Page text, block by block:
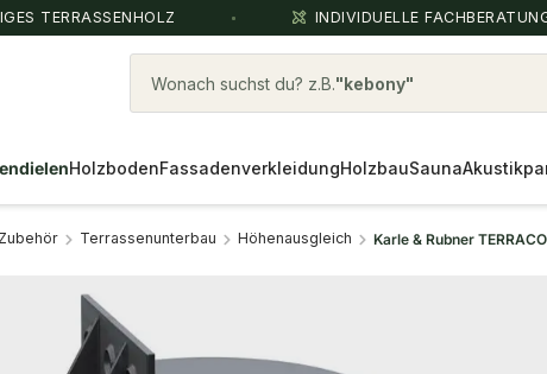
TERRASSENHOLZ INDIVIDUELLE
Wonach suchst du? z.B. Holz Terrassendielen
HolzbodenFassadenverkleidungHolzbauSauna
Terrassenunterbau Höhenausgleich Karle & Rubner